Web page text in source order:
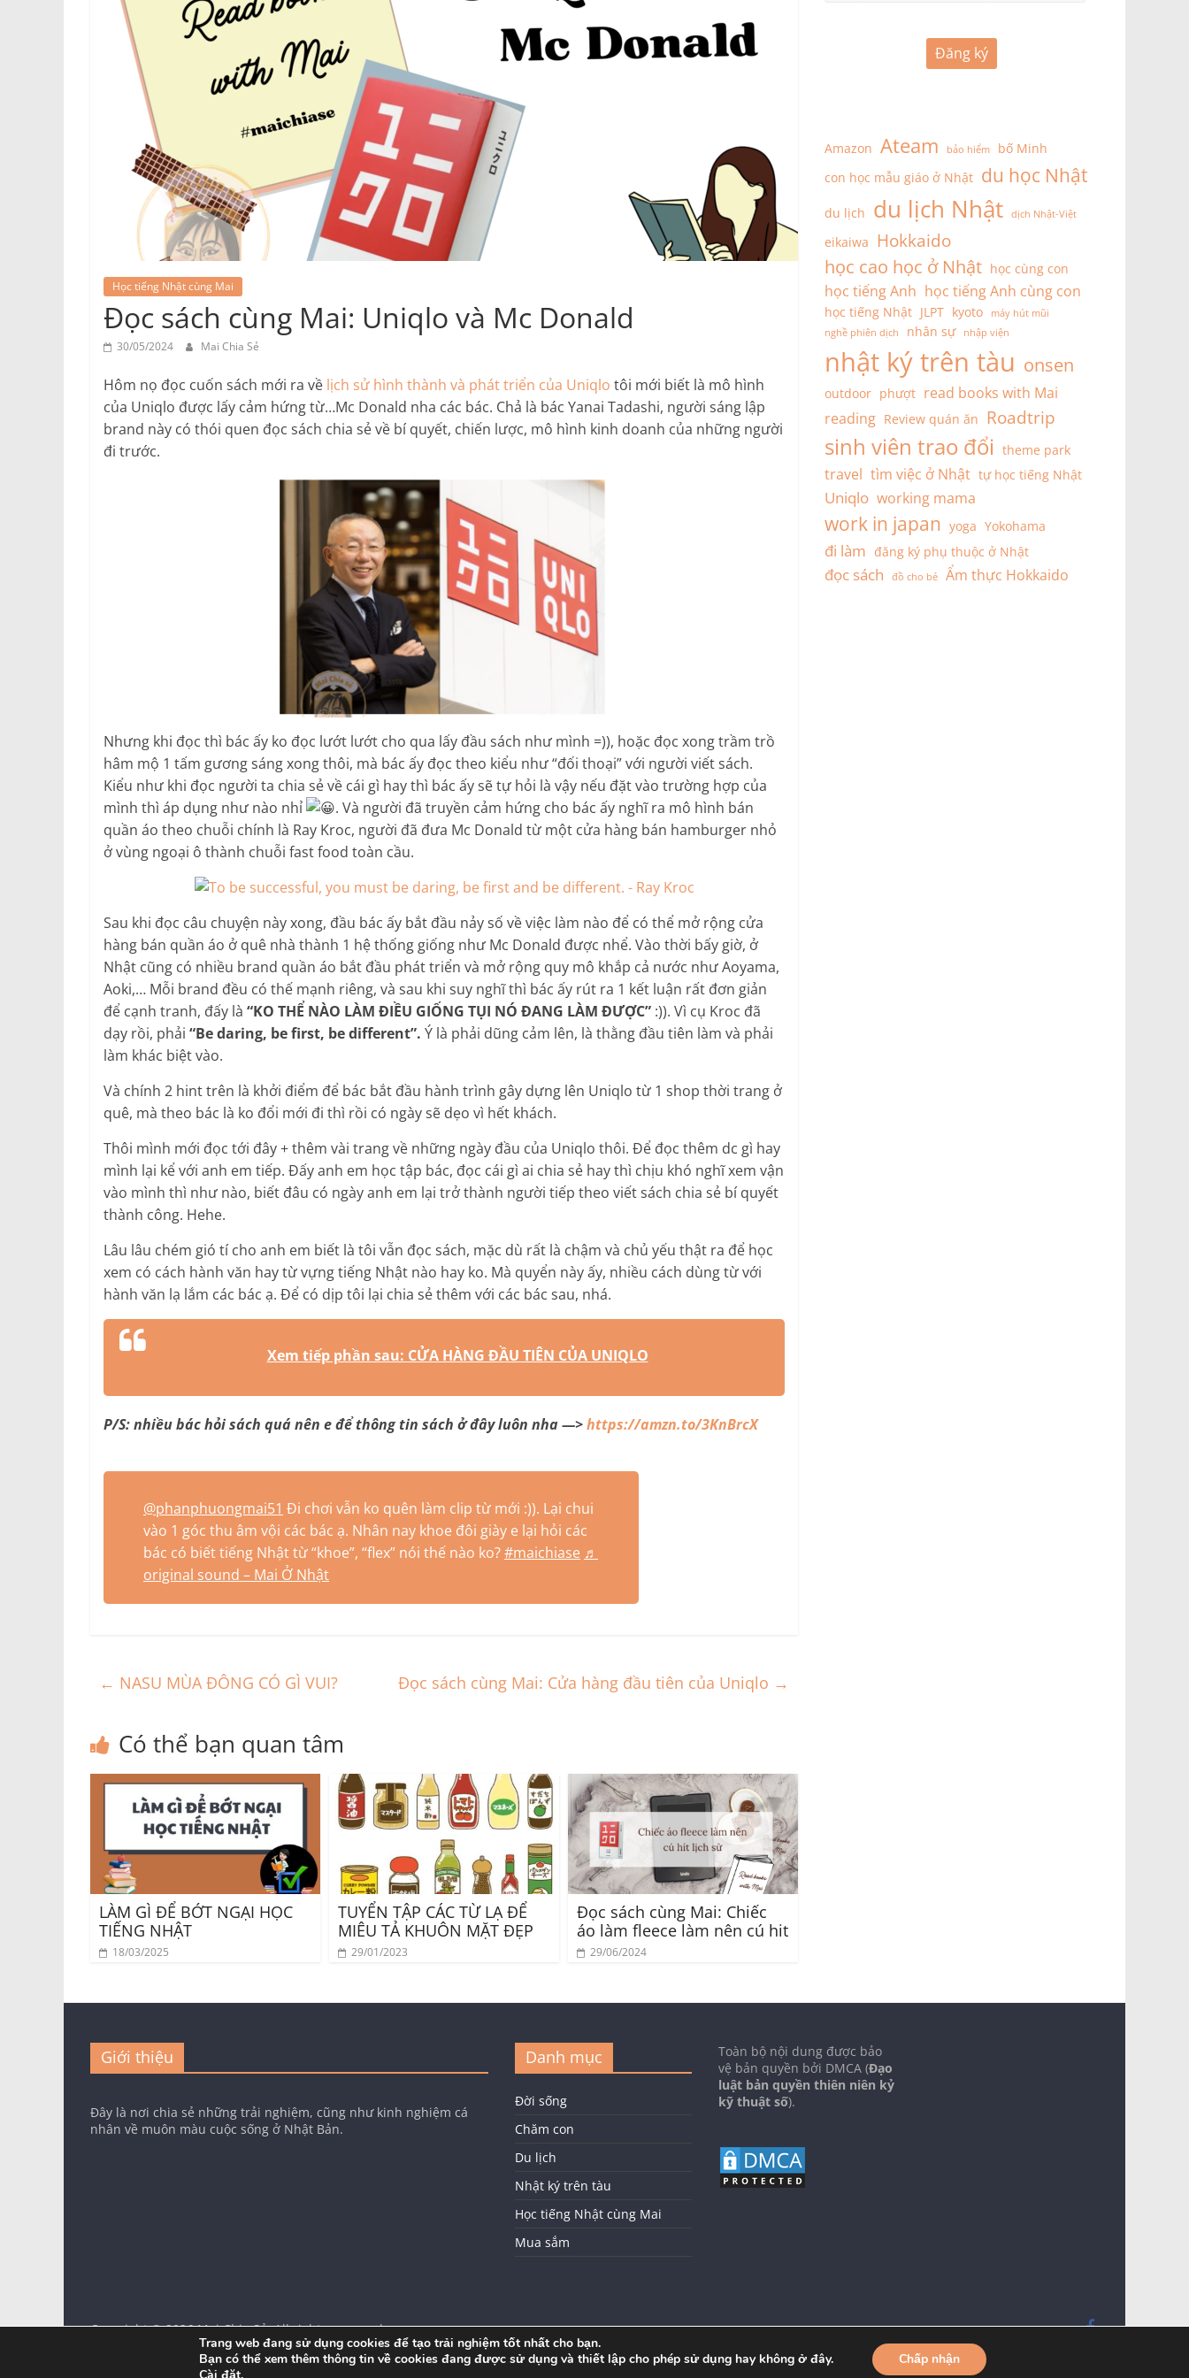
Học tiếng Nhật cùng Mai
Đọc sách cùng Mai: Uniqlo và Mc Donald
30/05/2024 Mai Chia Sẻ
Hôm nọ đọc cuốn sách mới ra về lịch sử hình thành và phát triển của Uniqlo tôi mới biết là mô hình
của Uniqlo được lấy cảm hứng từ…Mc Donald nha các bác. Chả là bác Yanai Tadashi, người sáng lập
brand này có thói quen đọc sách chia sẻ về bí quyết, chiến lược, mô hình kinh doanh của những người
đi trước.
Nhưng khi đọc thì bác ấy ko đọc lướt lướt cho qua lấy đầu sách như mình =)), hoặc đọc xong trầm trồ
hâm mộ 1 tấm gương sáng xong thôi, mà bác ấy đọc theo kiểu như “đối thoại” với người viết sách.
Kiểu như khi đọc người ta chia sẻ về cái gì hay thì bác ấy sẽ tự hỏi là vậy nếu đặt vào trường hợp của
mình thì áp dụng như nào nhỉ
. Và người đã truyền cảm hứng cho bác ấy nghĩ ra mô hình bán
quần áo theo chuỗi chính là Ray Kroc, người đã đưa Mc Donald từ một cửa hàng bán hamburger nhỏ
ở vùng ngoại ô thành chuỗi fast food toàn cầu.
Sau khi đọc câu chuyện này xong, đầu bác ấy bắt đầu nảy số về việc làm nào để có thể mở rộng cửa
hàng bán quần áo ở quê nhà thành 1 hệ thống giống như Mc Donald được nhể. Vào thời bấy giờ, ở
Nhật cũng có nhiều brand quần áo bắt đầu phát triển và mở rộng quy mô khắp cả nước như Aoyama,
Aoki,… Mỗi brand đều có thế mạnh riêng, và sau khi suy nghĩ thì bác ấy rút ra 1 kết luận rất đơn giản
để cạnh tranh, đấy là “KO THỂ NÀO LÀM ĐIỀU GIỐNG TỤI NÓ ĐANG LÀM ĐƯỢC” :)). Vì cụ Kroc đã
dạy rồi, phải “Be daring, be first, be different”. Ý là phải dũng cảm lên, là thằng đầu tiên làm và phải
làm khác biệt vào.
Và chính 2 hint trên là khởi điểm để bác bắt đầu hành trình gây dựng lên Uniqlo từ 1 shop thời trang ở
quê, mà theo bác là ko đổi mới đi thì rồi có ngày sẽ dẹo vì hết khách.
Thôi mình mới đọc tới đây + thêm vài trang về những ngày đầu của Uniqlo thôi. Để đọc thêm dc gì hay
mình lại kể với anh em tiếp. Đấy anh em học tập bác, đọc cái gì ai chia sẻ hay thì chịu khó nghĩ xem vận
vào mình thì như nào, biết đâu có ngày anh em lại trở thành người tiếp theo viết sách chia sẻ bí quyết
thành công. Hehe.
Lâu lâu chém gió tí cho anh em biết là tôi vẫn đọc sách, mặc dù rất là chậm và chủ yếu thật ra để học
xem có cách hành văn hay từ vựng tiếng Nhật nào hay ko. Mà quyển này ấy, nhiều cách dùng từ với
hành văn lạ lắm các bác ạ. Để có dịp tôi lại chia sẻ thêm với các bác sau, nhá.
Xem tiếp phần sau: CỬA HÀNG ĐẦU TIÊN CỦA UNIQLO
P/S: nhiều bác hỏi sách quá nên e để thông tin sách ở đây luôn nha —>https://amzn.to/3KnBrcX
@phanphuongmai51 Đi chơi vẫn ko quên làm clip từ mới :)). Lại chui
vào 1 góc thu âm vội các bác ạ. Nhân nay khoe đôi giày e lại hỏi các
bác có biết tiếng Nhật từ “khoe”, “flex” nói thế nào ko?#maichiase ♬
original sound – Mai Ở Nhật
← NASU MÙA ĐÔNG CÓ GÌ VUI? Đọc sách cùng Mai: Cửa hàng đầu tiên của Uniqlo →
Có thể bạn quan tâm
LÀM GÌ ĐỂ BỚT NGẠI HỌC
TIẾNG NHẬT
18/03/2025
TUYỂN TẬP CÁC TỪ LẠ ĐỂ
MIÊU TẢ KHUÔN MẶT ĐẸP
29/01/2023
Đọc sách cùng Mai: Chiếc
áo làm fleece làm nên cú hit
29/06/2024
Đăng ký
Amazon Ateam bảo hiểm
bố Minh
con học mẫu giáo ở Nhật du học Nhật
du lịch du lịch Nhật dịch Nhật-Việt
eikaiwa Hokkaido
học cao học ở Nhật học cùng con
học tiếng Anh học tiếng Anh cùng con
học tiếng Nhật JLPT kyoto
máy hút mũi
nghề phiên dịch
nhân sự nhập viện
nhật ký trên tàu onsen
outdoor phượt read books with Mai
reading Review quán ăn Roadtrip
sinh viên trao đổi theme park
travel tìm việc ở Nhật tự học tiếng Nhật
Uniqlo working mama
work in japan yoga Yokohama
đi làm đăng ký phụ thuộc ở Nhật
đọc sách đồ cho bé Ẩm thực Hokkaido
Giới thiệu
Đây là nơi chia sẻ những trải nghiệm, cũng như kinh nghiệm cá
nhân về muôn màu cuộc sống ở Nhật Bản.
Danh mục
Đời sống
Chăm con
Du lịch
Nhật ký trên tàu
Học tiếng Nhật cùng Mai
Mua sắm
Toàn bộ nội dung được bảo
vệ bản quyền bởi DMCA (Đạo
luật bản quyền thiên niên kỷ
kỹ thuật số).
Copyright © 2026Mai Chia Sẻ. All rights reserved.
Trang web đang sử dụng cookies để tạo trải nghiệm tốt nhất cho bạn.
Bạn có thể xem thêm thông tin về cookies đang được sử dụng và thiết lập cho phép sử dụng hay không ở đây.
Chấp nhận